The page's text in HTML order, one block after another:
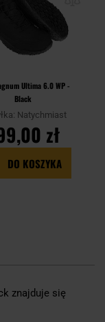
Ultima 6.0 WP -
Black
Natychmiast
zł
DO KOSZYKA
znajduje się